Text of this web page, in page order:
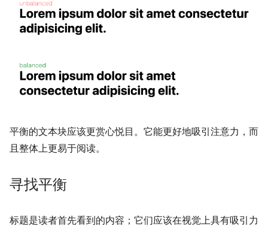
平衡的文本块应该更赏心悦目。它能更好地吸引注意力，而
且整体上更易于阅读。
寻找平衡
标题是读者首先看到的内容；它们应该在视觉上具有吸引力